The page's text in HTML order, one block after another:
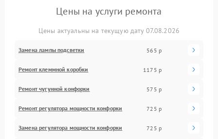
Цены на услуги ремонта
Цены актуальны на текущую дату 07.08.2026
Замена лампы подсветки 565 р
Ремонт клеммной коробки 1175 р
Ремонт чугунной конфорки 575 р
Ремонт регулятора мощности конфорки 725 р
Замена регулятора мощности конфорки 725 р